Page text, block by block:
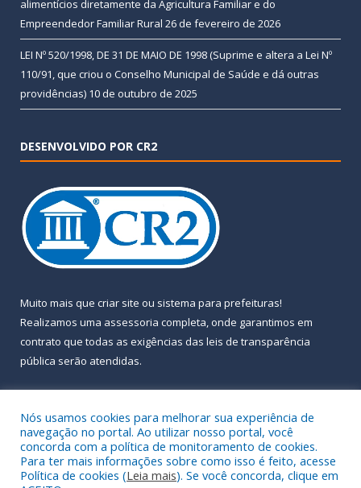
alimentícios diretamente da Agricultura Familiar e do
Empreendedor Familiar Rural 26 de fevereiro de 2026
LEI Nº 520/1998, DE 31 DE MAIO DE 1998 (Suprime e altera a Lei Nº
110/91, que criou o Conselho Municipal de Saúde e dá outras
providências) 10 de outubro de 2025
DESENVOLVIDO POR CR2
Muito mais que criar site ou sistema para prefeituras!
Realizamos uma assessoria completa, onde garantimos em
contrato que todas as exigências das leis de transparência
pública serão atendidas.
Todos os direitos reservados a Prefeitura Municipal de Almeirim.
Nós usamos cookies para melhorar sua experiência de
navegação no portal. Ao utilizar nosso portal, você
concorda com a política de monitoramento de cookies.
Para ter mais informações sobre como isso é feito, acesse
Política de cookies (Leia mais). Se você concorda, clique em